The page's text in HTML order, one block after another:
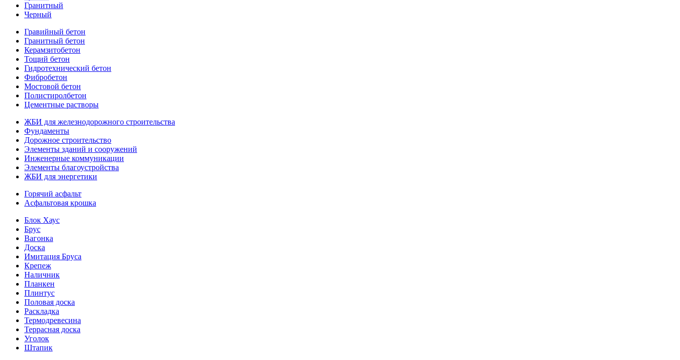
Гранитный
Черный
Гравийный бетон
Гранитный бетон
Керамзитобетон
Тощий бетон
Гидротехнический бетон
Фибробетон
Мостовой бетон
Полистиролбетон
Цементные растворы
ЖБИ для железнодорожного строительства
Фундаменты
Дорожное строительство
Элементы зданий и сооружений
Инженерные коммуникации
Элементы благоустройства
ЖБИ для энергетики
Горячий асфальт
Асфальтовая крошка
Блок Хаус
Брус
Вагонка
Доска
Имитация Бруса
Крепеж
Наличник
Планкен
Плинтус
Половая доска
Раскладка
Термодревесина
Террасная доска
Уголок
Штапик